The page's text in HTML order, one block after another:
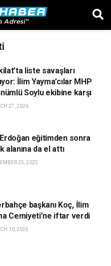
liste savaşları
İlim Yayma’cılar MHP
Soylu ekibine karşı
27, 2026
eğitimden sonra
alanına da el attı
25, 2025
başkanı Koç, İlim
Cemiyeti’ne iftar verdi
10, 2025